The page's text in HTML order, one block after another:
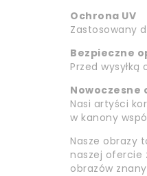
Ochrona UV
Zastosowany
Bezpieczne
Przed
Nowoczesne
Nasi artyści
w kanony
Nasze obrazy
naszej ofercie
obrazów